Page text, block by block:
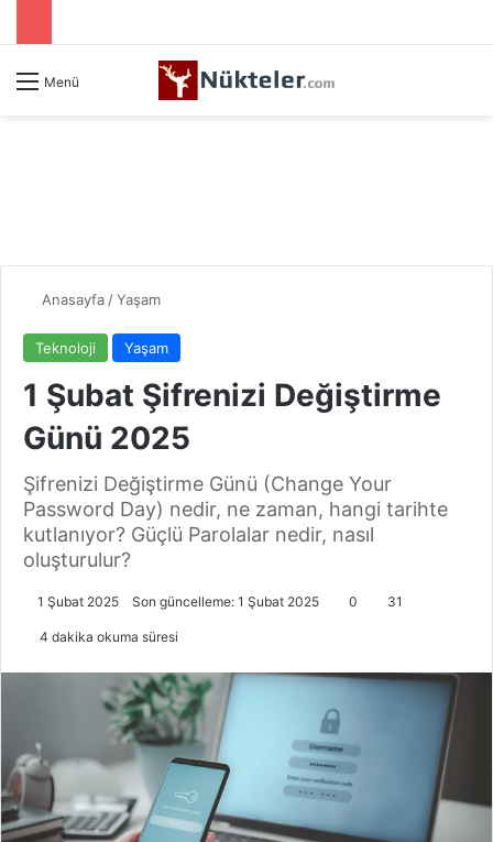
Menü
Anasayfa /Yaşam
Teknoloji Yaşam
1 Şubat Şifrenizi Değiştirme
Günü 2025
Şifrenizi Değiştirme Günü (Change Your
Password Day) nedir, ne zaman, hangi tarihte
kutlanıyor? Güçlü Parolalar nedir, nasıl
oluşturulur?
1 Şubat 2025 Son güncelleme: 1 Şubat 2025 0 31
4 dakika okuma süresi